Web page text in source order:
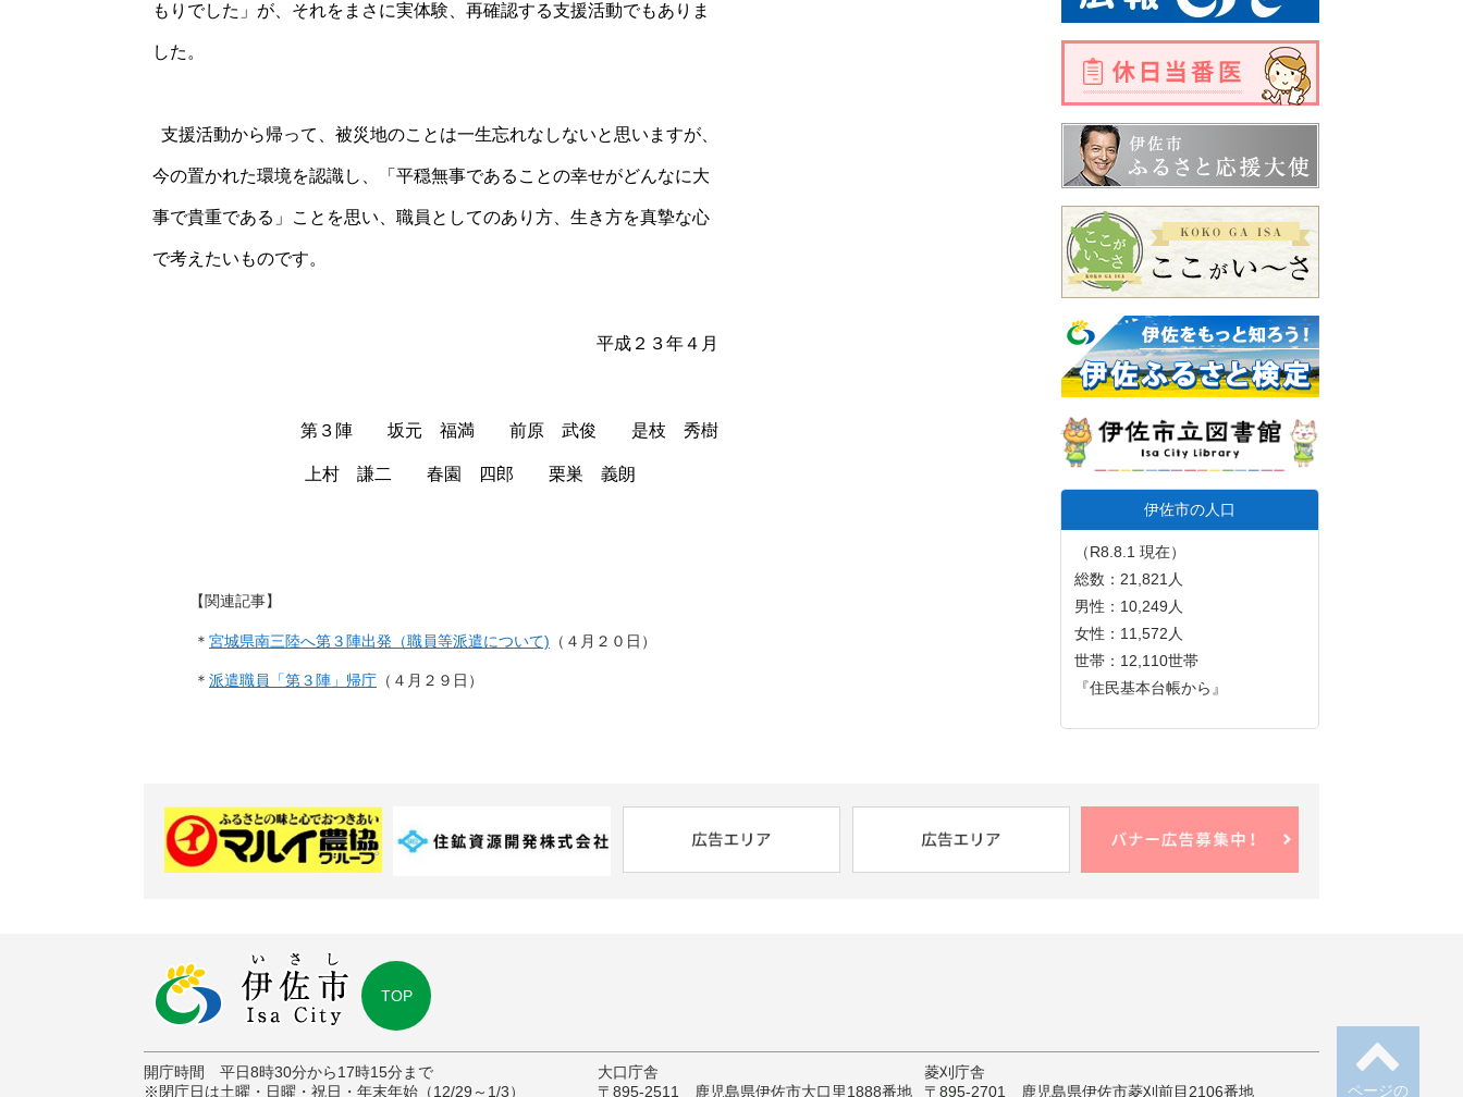
もりでした」が、それをまさに実体験、再確認する支援活動でもありま
した。
支援活動から帰って、被災地のことは一生忘れなしないと思いますが、
今の置かれた環境を認識し、「平穏無事であることの幸せがどんなに大
事で貴重である」ことを思い、職員としてのあり方、生き方を真摯な心
で考えたいものです。
平成２３年４月
第３陣 坂元 福満 前原 武俊 是枝 秀樹
上村 謙二 春園 四郎 栗巣 義朗
【関連記事】
＊ 宮城県南三陸へ第３陣出発（職員等派遣について) （４月２０日）
＊ 派遣職員「第３陣」帰庁 （４月２９日）
伊佐市の人口
（R8.8.1 現在）
総数：21,821人
男性：10,249人
女性：11,572人
世帯：12,110世帯
『住民基本台帳から』
ページの
TOP
開庁時間 平日8時30分から17時15分まで
※閉庁日は土曜・日曜・祝日・年末年始（12/29～1/3）
大口庁舎
〒895-2511 鹿児島県伊佐市大口里1888番地
菱刈庁舎
〒895-2701 鹿児島県伊佐市菱刈前目2106番地